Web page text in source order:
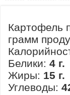
Картофель
грамм
Белики: 4 г.
Жиры: 15 г.
Углеводы: